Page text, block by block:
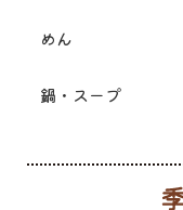
めん
鍋・スープ